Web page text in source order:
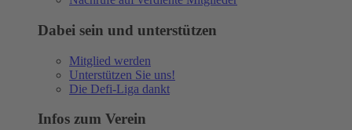
Dabei sein und unterstützen
Mitglied werden
Unterstützen Sie uns!
Die Defi-Liga dankt
Infos zum Verein